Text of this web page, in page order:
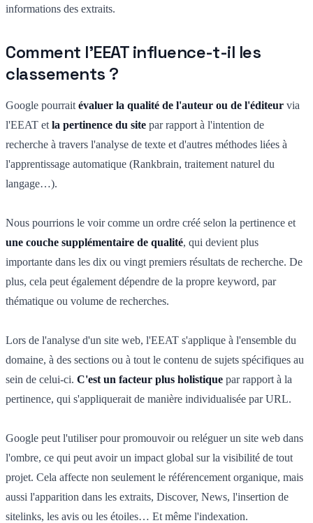
informations des extraits.
Comment l'EEAT influence-t-il les
classements ?
Google pourrait évaluer la qualité de l'auteur ou de l'éditeur via
l'EEAT et la pertinence du site par rapport à l'intention de
recherche à travers l'analyse de texte et d'autres méthodes liées à
l'apprentissage automatique (Rankbrain, traitement naturel du
langage…).
Nous pourrions le voir comme un ordre créé selon la pertinence et
une couche supplémentaire de qualité, qui devient plus
importante dans les dix ou vingt premiers résultats de recherche. De
plus, cela peut également dépendre de la propre keyword, par
thématique ou volume de recherches.
Lors de l'analyse d'un site web, l'EEAT s'applique à l'ensemble du
domaine, à des sections ou à tout le contenu de sujets spécifiques au
sein de celui-ci. C'est un facteur plus holistique par rapport à la
pertinence, qui s'appliquerait de manière individualisée par URL.
Google peut l'utiliser pour promouvoir ou reléguer un site web dans
l'ombre, ce qui peut avoir un impact global sur la visibilité de tout
projet. Cela affecte non seulement le référencement organique, mais
aussi l'apparition dans les extraits, Discover, News, l'insertion de
sitelinks, les avis ou les étoiles… Et même l'indexation.